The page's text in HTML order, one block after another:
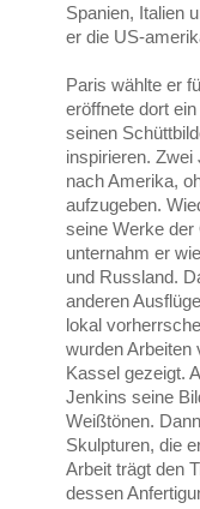
Spanien, Italien
er die US-
Paris wählte er
eröffnete dort
seinen
inspirieren.
nach Amerika,
aufzugeben.
seine Werke der
unternahm er
und Russland.
anderen
lokal
wurden Arbeiten
Kassel gezeigt.
Jenkins seine
Weißtönen.
Skulpturen, die
Arbeit trägt den
dessen